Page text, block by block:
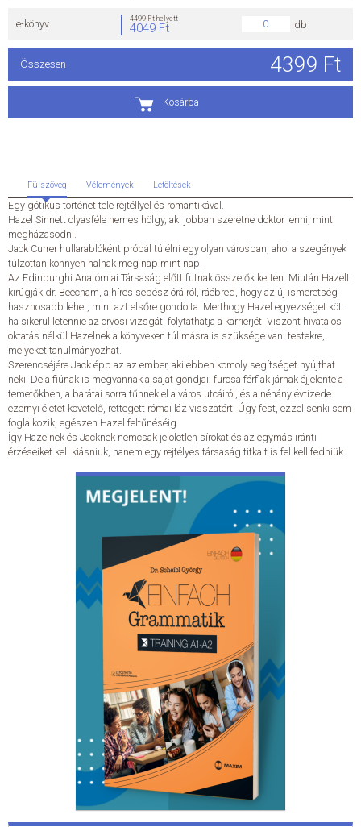
Kosárba
e-könyv 4499 Fthelyett
4049 Ft db
Összesen 4399 Ft
Fülszöveg Vélemények Letöltések
Egy gótikus történet tele rejtéllyel és romantikával.
Hazel Sinnett olyasféle nemes hölgy, aki jobban szeretne doktor lenni, mint
megházasodni.
Jack Currer hullarablóként próbál túlélni egy olyan városban, ahol a szegények
túlzottan könnyen halnak meg nap mint nap.
Az Edinburghi Anatómiai Társaság előtt futnak össze ők ketten. Miután Hazelt
kirúgják dr. Beecham, a híres sebész óráiról, ráébred, hogy az új ismeretség
hasznosabb lehet, mint azt elsőre gondolta. Merthogy Hazel egyezséget köt:
ha sikerül letennie az orvosi vizsgát, folytathatja a karrierjét. Viszont hivatalos
oktatás nélkül Hazelnek a könyveken túl másra is szüksége van: testekre,
melyeket tanulmányozhat.
Szerencséjére Jack épp az az ember, aki ebben komoly segítséget nyújthat
neki. De a fiúnak is megvannak a saját gondjai: furcsa férfiak járnak éjjelente a
temetőkben, a barátai sorra tűnnek el a város utcáiról, és a néhány évtizede
ezernyi életet követelő, rettegett római láz visszatért. Úgy fest, ezzel senki sem
foglalkozik, egészen Hazel feltűnéséig.
Így Hazelnek és Jacknek nemcsak jelöletlen sírokat és az egymás iránti
érzéseiket kell kiásniuk, hanem egy rejtélyes társaság titkait is fel kell fedniük.
ADATKEZELÉSI ÉS ADATVÉDELMI SZABÁLYZAT